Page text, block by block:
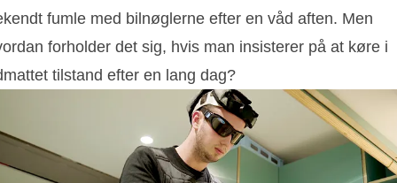
fumle med bilnøglerne efter en våd aften. Men
forholder det sig, hvis man insisterer på at køre i
tilstand efter en lang dag?